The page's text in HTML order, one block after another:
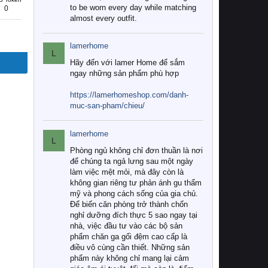
0
to be worn every day while matching
almost every outfit.
L
lamerhome
Hãy đến với lamer Home để sắm
ngay những sản phẩm phù hợp
https://lamerhomeshop.com/danh-
muc-san-pham/chieu/
L
lamerhome
Phòng ngủ không chỉ đơn thuần là nơi
để chúng ta ngả lưng sau một ngày
làm việc mệt mỏi, mà đây còn là
không gian riêng tư phản ánh gu thẩm
mỹ và phong cách sống của gia chủ.
Để biến căn phòng trở thành chốn
nghỉ dưỡng đích thực 5 sao ngay tại
nhà, việc đầu tư vào các bộ sản
phẩm chăn ga gối đệm cao cấp là
điều vô cùng cần thiết. Những sản
phẩm này không chỉ mang lại cảm